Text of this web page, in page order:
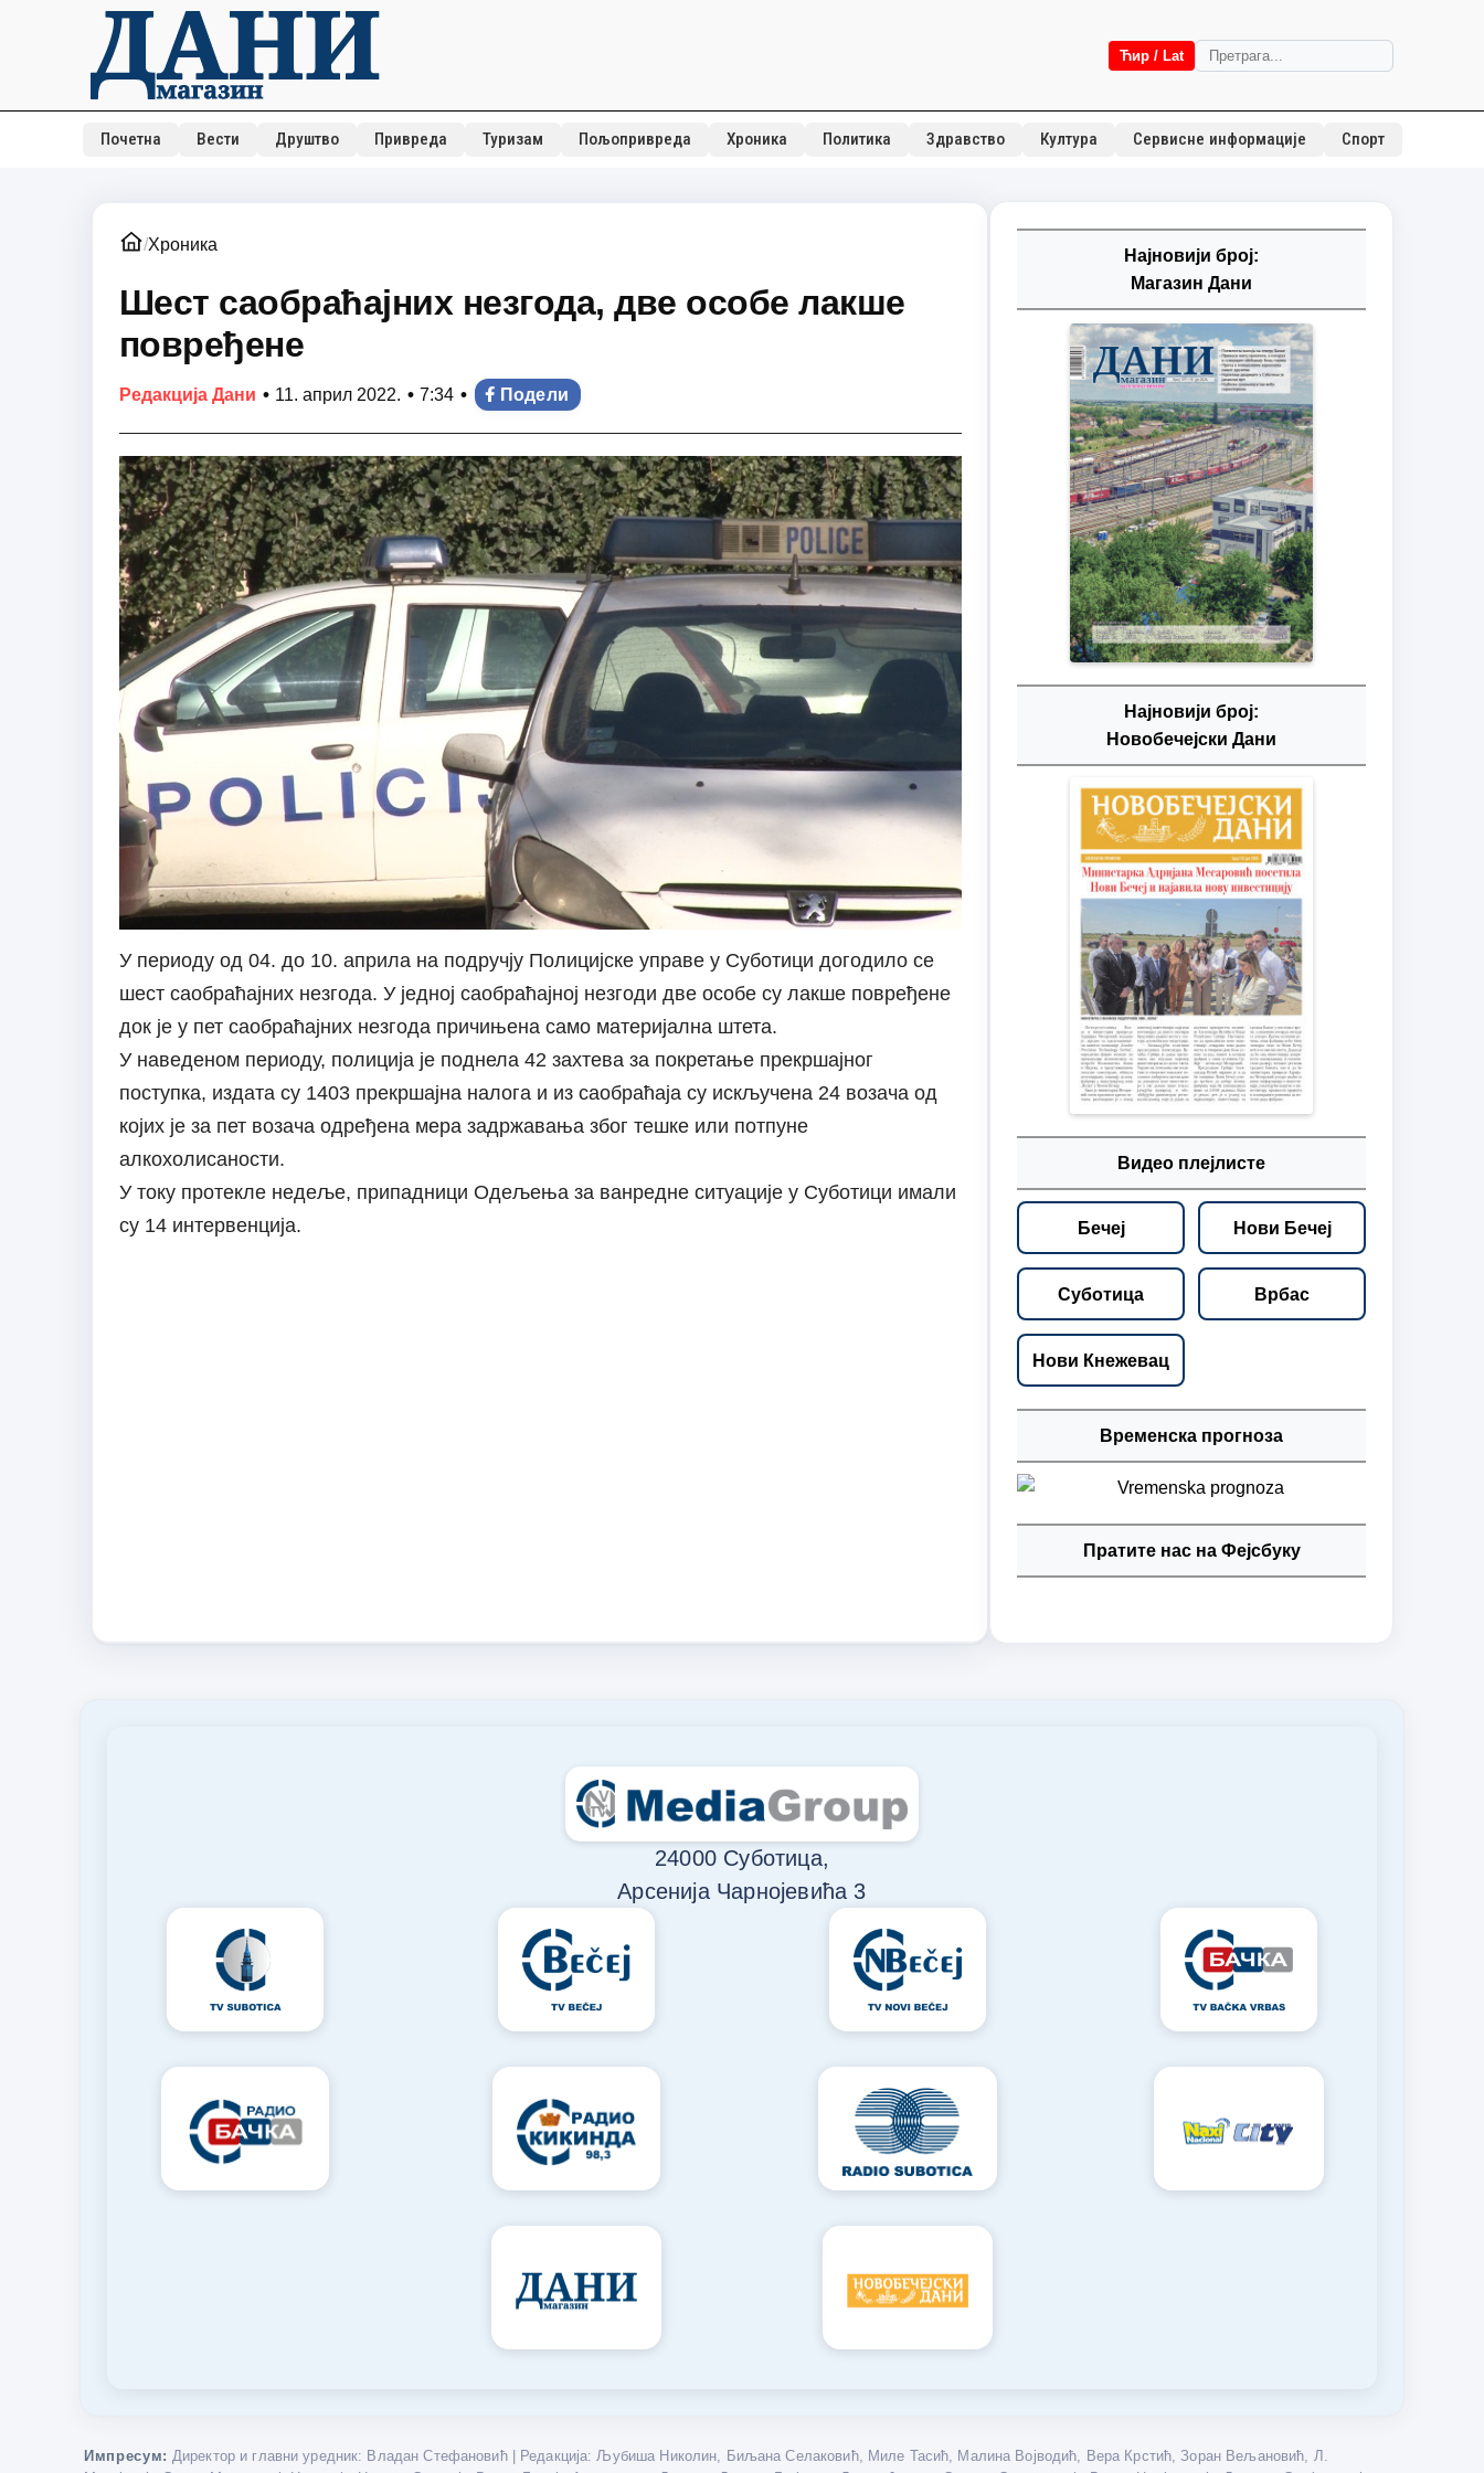
Ћир / Lat
Почетна Вести Друштво Привреда Туризам Пољопривреда Хроника Политика Здравство Култура Сервисне информације Спорт
/Хроника
Шест саобраћајних незгода, две особе лакше
повређене
Редакција Дани • 11. април 2022. • 7:34 • Подели
У периоду од 04. до 10. априла на подручју Полицијске управе у Суботици догодило се
шест саобраћајних незгода. У једној саобраћајној незгоди две особе су лакше повређене
док је у пет саобраћајних незгода причињена само материјална штета.
У наведеном периоду, полиција је поднела 42 захтева за покретање прекршајног
поступка, издата су 1403 прекршајна налога и из саобраћаја су искључена 24 возача од
којих је за пет возача одређена мера задржавања због тешке или потпуне
алкохолисаности.
У току протекле недеље, припадници Одељења за ванредне ситуације у Суботици имали
су 14 интервенција.
Најновији број:
Магазин Дани
Најновији број:
Новобечејски Дани
Видео плејлисте
Бечеј Нови Бечеј
Суботица Врбас
Нови Кнежевац
Временска прогноза
Пратите нас на Фејсбуку
24000 Суботица,
Арсенија Чарнојевића 3
Импресум: Директор и главни уредник: Владан Стефановић | Редакција: Љубиша Николин, Биљана Селаковић, Миле Тасић, Малина Војводић, Вера Крстић, Зоран Вељановић, Л.